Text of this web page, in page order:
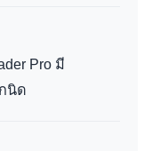
Pro มี
นิด